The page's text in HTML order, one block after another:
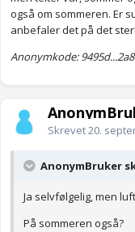
også om sommeren. Er
anbefaler det på det
Anonymkode: 9495d...2a8
Skrevet20.
AnonymBruker
Ja selvfølgelig, men
På sommeren også?